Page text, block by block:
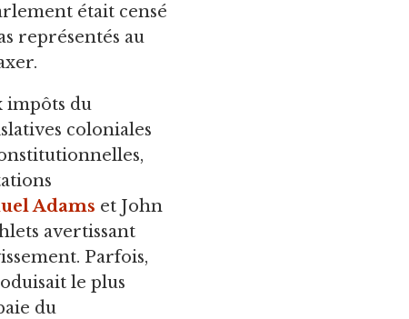
était censé
représentés au
impôts du
coloniales
Adams et John
avertissant
Parfois,
le plus
du